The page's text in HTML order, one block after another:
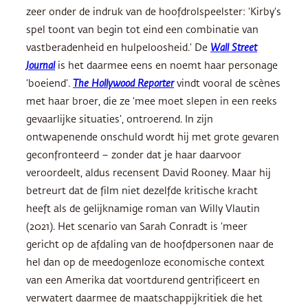
zeer onder de indruk van de hoofdrolspeelster: ‘Kirby’s
spel toont van begin tot eind een combinatie van
vastberadenheid en hulpeloosheid.’ De Wall Street
Journalis het daarmee eens en noemt haar personage
‘boeiend’. The Hollywood Reportervindt vooral de scènes
met haar broer, die ze ‘mee moet slepen in een reeks
gevaarlijke situaties’, ontroerend. In zijn
ontwapenende onschuld wordt hij met grote gevaren
geconfronteerd – zonder dat je haar daarvoor
veroordeelt, aldus recensent David Rooney. Maar hij
betreurt dat de film niet dezelfde kritische kracht
heeft als de gelijknamige roman van Willy Vlautin
(2021). Het scenario van Sarah Conradt is ‘meer
gericht op de afdaling van de hoofdpersonen naar de
hel dan op de meedogenloze economische context
van een Amerika dat voortdurend gentrificeert en
verwatert daarmee de maatschappijkritiek die het